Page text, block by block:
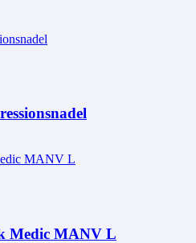
Medic MANV L